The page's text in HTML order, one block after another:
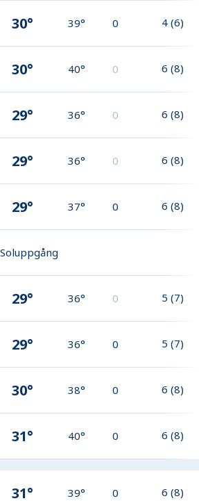
30° 39° 0 4 (6)
30° 40° 0 6 (8)
29° 36° 0 6 (8)
29° 36° 0 6 (8)
29° 37° 0 6 (8)
Soluppgång
29° 36° 0 5 (7)
29° 36° 0 5 (7)
30° 38° 0 6 (8)
31° 40° 0 6 (8)
31° 39° 0 6 (8)